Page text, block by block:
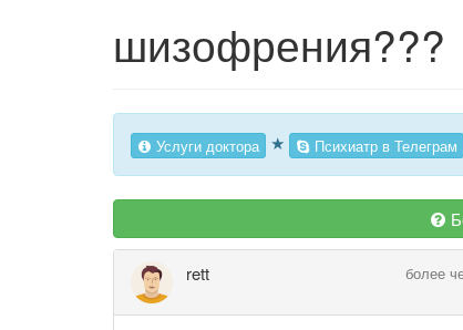
шизофрения???
Услуги доктора ★ Психиатр в Телеграм
rett более